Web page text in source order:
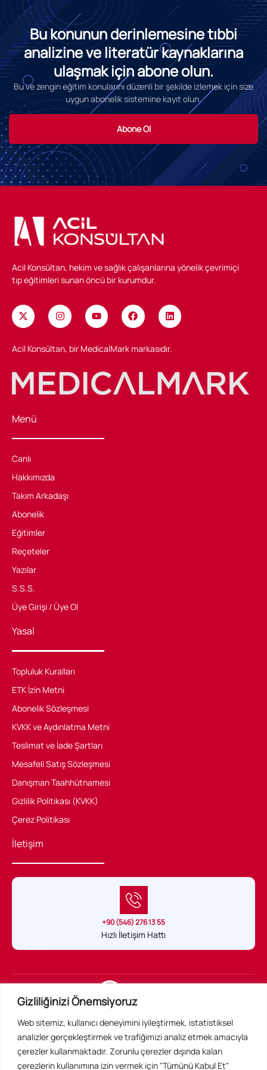
Gizliliğinizi Önemsiyoruz
Web sitemiz, kullanıcı deneyimini iyileştirmek, istatistiksel
analizler gerçekleştirmek ve trafiğimizi analiz etmek amacıyla
çerezler kullanmaktadır. Zorunlu çerezler dışında kalan
çerezlerin kullanımına izin vermek için "Tümünü Kabul Et"
Bu konunun derinlemesine tıbbi
analizine ve literatür kaynaklarına
ulaşmak için abone olun.
Bu ve zengin eğitim konularını düzenli bir şekilde izlemek için size
uygun abonelik sistemine kayıt olun.
Abone Ol
Acil Konsültan, hekim ve sağlık çalışanlarına yönelik çevrimiçi
tıp eğitimleri sunan öncü bir kurumdur.
Acil Konsültan, bir MedicalMark markasıdır.
Menü
Canlı
Hakkımızda
Takım Arkadaşı
Abonelik
Eğitimler
Reçeteler
Yazılar
S.S.S.
Üye Girişi / Üye Ol
Yasal
Topluluk Kuralları
ETK İzin Metni
Abonelik Sözleşmesi
KVKK ve Aydınlatma Metni
Teslimat ve İade Şartları
Mesafeli Satış Sözleşmesi
Danışman Taahhütnamesi
Gizlilik Politikası (KVKK)
Çerez Politikası
İletişim
+90 (546) 276 13 55
Hızlı İletişim Hattı
Acil Konsültan Resmi Web Sitesidir ©
Tüm Hakları Saklıdır